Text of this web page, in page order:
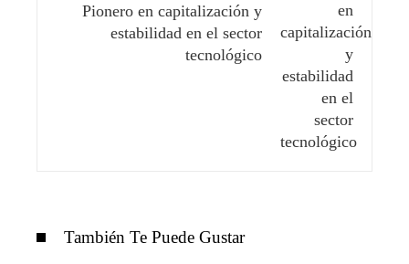
Pionero en capitalización y
estabilidad en el sector
tecnológico
También Te Puede Gustar